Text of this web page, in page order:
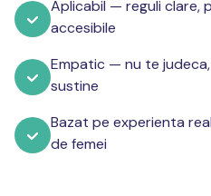
Aplicabil — reguli clare,
accesibile
Empatic — nu te
sustine
Bazat pe experienta
de femei